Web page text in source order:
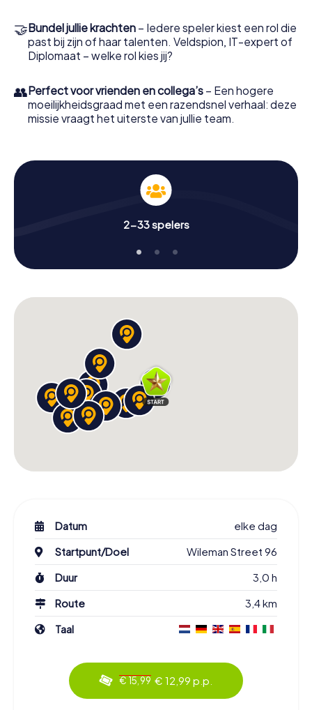
🤝Bundel jullie krachten – Iedere speler kiest een rol die
past bij zijn of haar talenten. Veldspion, IT-expert of
Diplomaat – welke rol kies jij?
👥Perfect voor vrienden en collega’s – Een hogere
moeilijkheidsgraad met een razendsnel verhaal: deze
missie vraagt het uiterste van jullie team.
2-33 spelers
Datum
elke dag
Startpunt/Doel
Wileman Street 96
Duur
3,0 h
Route
3,4 km
Taal
€ 15,99 € 12,99 p.p.